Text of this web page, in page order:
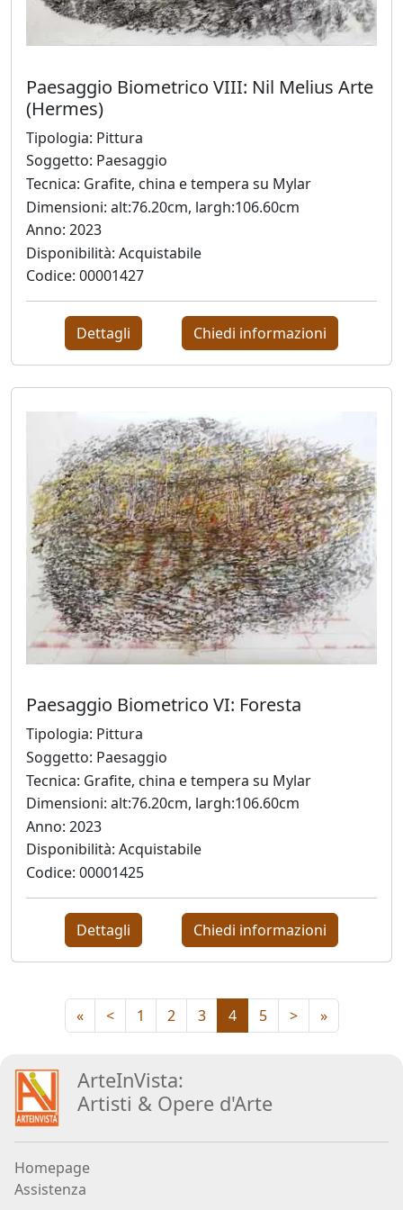
Ado
Furlanetto
Ugo
Gangheri
Matteo
Germano
Graziano
Giovanatto
Laura
Paolo
Gubinelli
Lucia
Guidorizzi
Giovanni
Iovacchini
Jimi
Gazzosa
(Domenico
Masullo)
Jože
Kotar
Lorenzo
Lo
Vermi
Lucchi
Paola
Angela
Martinella
Paesaggio Biometrico VIII: Nil Melius Arte
(Hermes)
Tipologia: Pittura
Soggetto: Paesaggio
Tecnica: Grafite, china e tempera su Mylar
Dimensioni: alt:76.20cm, largh:106.60cm
Anno: 2023
Disponibilità: Acquistabile
Codice: 00001427
Dettagli Chiedi informazioni
Paesaggio Biometrico VI: Foresta
Tipologia: Pittura
Soggetto: Paesaggio
Tecnica: Grafite, china e tempera su Mylar
Dimensioni: alt:76.20cm, largh:106.60cm
Anno: 2023
Disponibilità: Acquistabile
Codice: 00001425
Dettagli Chiedi informazioni
« < 1 2 3 4 5 > »
ArteInVista:
Artisti &Opere d'Arte
Homepage
Assistenza